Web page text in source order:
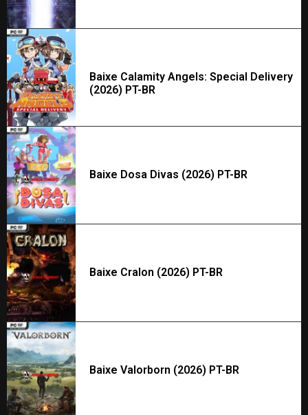
Baixe Calamity Angels: Special Delivery
(2026) PT-BR
Baixe Dosa Divas (2026) PT-BR
Baixe Cralon (2026) PT-BR
Baixe Valorborn (2026) PT-BR